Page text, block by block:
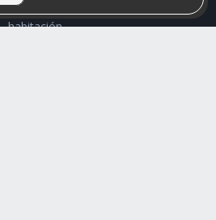
arriendan con las que buscan una
habitación